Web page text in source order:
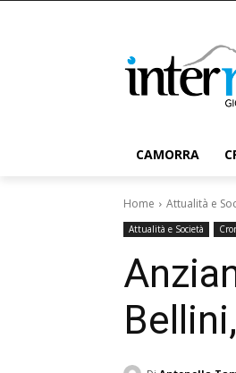
CAMORRA
Home Attualità e
Attualità e Società